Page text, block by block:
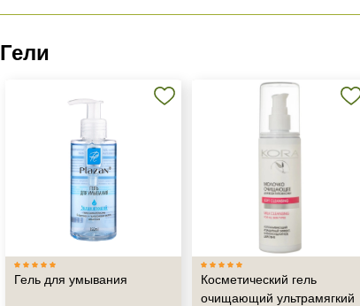
Гели
Гель для умывания
Косметический гель
очищающий ультрамягкий